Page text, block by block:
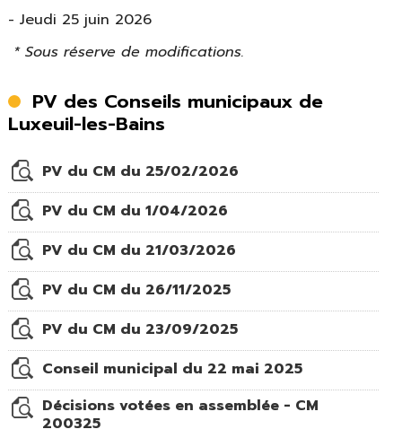
- Jeudi 25 juin 2026
* Sous réserve de modifications.
PV des Conseils municipaux de
Luxeuil-les-Bains
PV du CM du 25/02/2026
PV du CM du 1/04/2026
PV du CM du 21/03/2026
PV du CM du 26/11/2025
PV du CM du 23/09/2025
Conseil municipal du 22 mai 2025
Décisions votées en assemblée - CM
200325